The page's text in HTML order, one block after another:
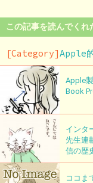
この記事を読んでくれ
[Category]Apple
Apple
Book
インタ
先生連
信の歴
ココま